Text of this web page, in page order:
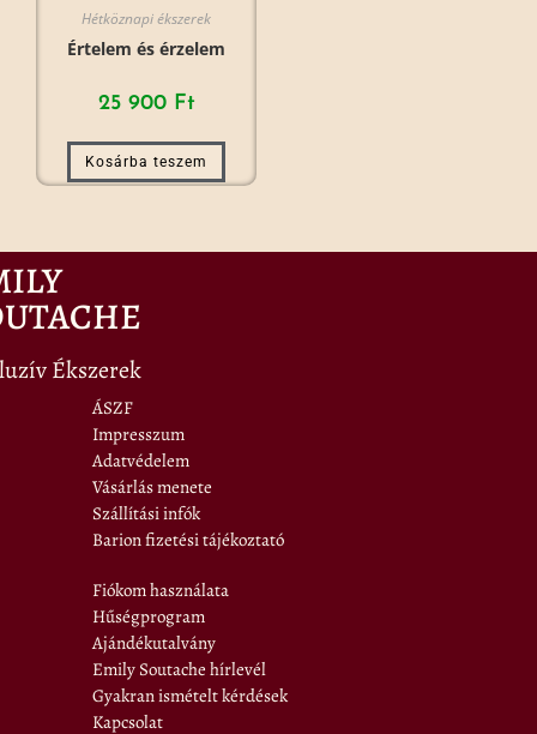
Hétköznapi ékszerek
Értelem és érzelem
25 900 Ft
Kosárba teszem
Ékszerek
ÁSZF
Impresszum
Adatvédelem
Vásárlás menete
Szállítási infók
Barion fizetési tájékoztató
Fiókom használata
Hűségprogram
Ajándékutalvány
Emily Soutache hírlevél
Gyakran ismételt kérdések
Kapcsolat